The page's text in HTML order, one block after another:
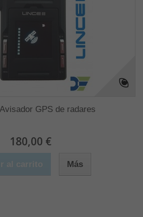
GPS de radares
180,00 €
Más